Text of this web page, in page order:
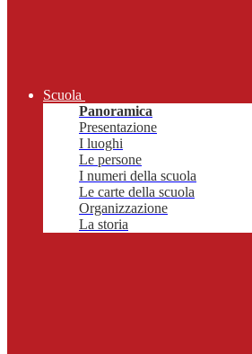
Scuola
Panoramica
Presentazione
I luoghi
Le persone
I numeri della scuola
Le carte della scuola
Organizzazione
La storia